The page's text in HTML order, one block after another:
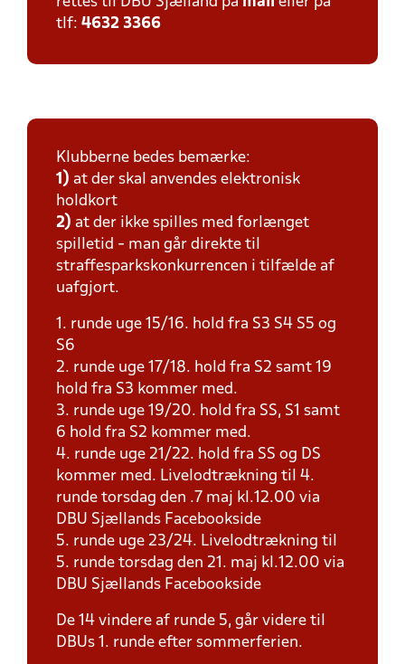
tlf: 4632 3366
Klubberne bedes bemærke:
1) at der skal anvendes elektronisk
holdkort
2) at der ikke spilles med forlænget
spilletid - man går direkte til
straffesparkskonkurrencen i tilfælde af
uafgjort.
1. runde uge 15/16. hold fra S3 S4 S5 og
S6
2. runde uge 17/18. hold fra S2 samt 19
hold fra S3 kommer med.
3. runde uge 19/20. hold fra SS, S1 samt
6 hold fra S2 kommer med.
4. runde uge 21/22. hold fra SS og DS
kommer med. Livelodtrækning til 4.
runde torsdag den .7 maj kl.12.00 via
DBU Sjællands Facebookside
5. runde uge 23/24. Livelodtrækning til
5. runde torsdag den 21. maj kl.12.00 via
DBU Sjællands Facebookside
De 14 vindere af runde 5, går videre til
DBUs 1. runde efter sommerferien.